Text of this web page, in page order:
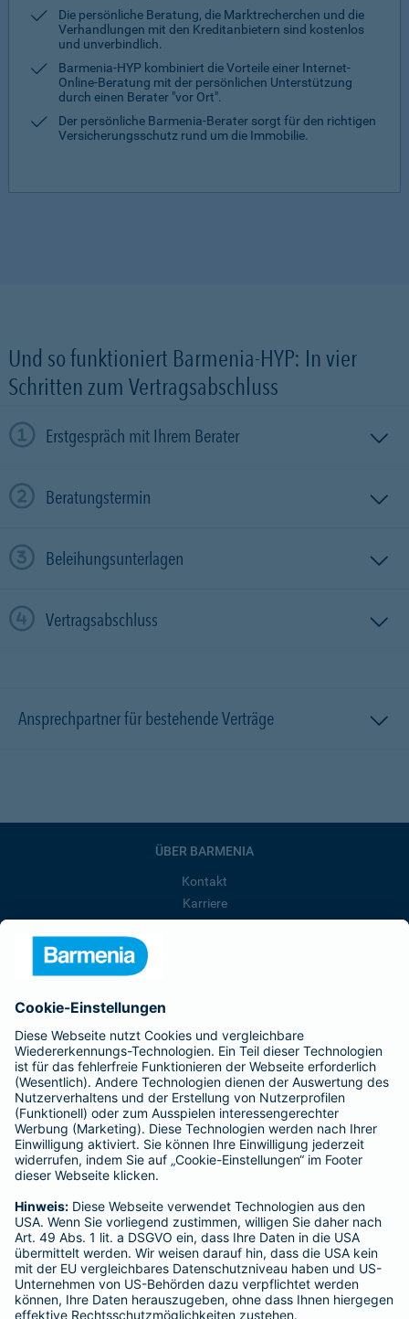
Die persönliche Beratung, die Marktrecherchen und die
Verhandlungen mit den Kreditanbietern sind kostenlos
und unverbindlich.
Barmenia-HYP kombiniert die Vorteile einer Internet-
Online-Beratung mit der persönlichen Unterstützung
durch einen Berater "vor Ort".
Der persönliche Barmenia-Berater sorgt für den richtigen
Versicherungsschutz rund um die Immobilie.
Und so funktioniert Barmenia-HYP: In vier
Schritten zum Vertragsabschluss
Erstgespräch mit Ihrem Berater
Beratungstermin
Beleihungsunterlagen
Vertragsabschluss
Ansprechpartner für bestehende Verträge
ÜBER BARMENIA
Kontakt
Karriere
Barmenia ist Teil der BarmeniaGothaer
BELIEBTE SEITEN
Kranken-Zusatzversicherung
Tierversicherungen
Haftpflichtversicherung
Hausratversicherung
Adresse ändern
Schaden melden
Kilometerstandsmeldung
Serviceübersicht